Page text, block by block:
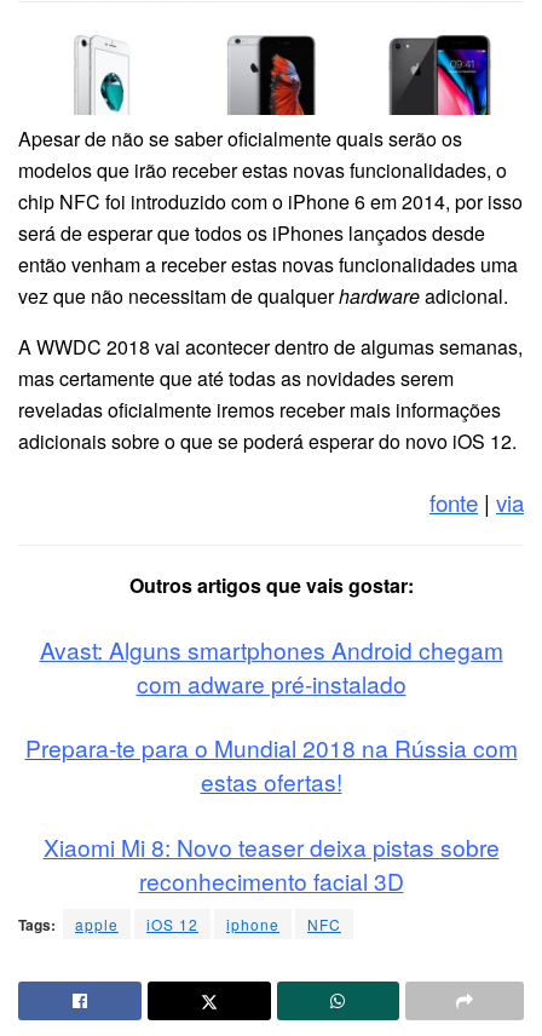
Apesar de não se saber oficialmente quais serão os
modelos que irão receber estas novas funcionalidades, o
chip NFC foi introduzido com o iPhone 6 em 2014, por isso
será de esperar que todos os iPhones lançados desde
então venham a receber estas novas funcionalidades uma
vez que não necessitam de qualquerhardwareadicional.
A WWDC 2018 vai acontecer dentro de algumas semanas,
mas certamente que até todas as novidades serem
reveladas oficialmente iremos receber mais informações
adicionais sobre o que se poderá esperar do novo iOS 12.
fonte | via
Outros artigos que vais gostar:
Avast: Alguns smartphones Android chegam
com adware pré-instalado
Prepara-te para o Mundial 2018 na Rússia com
estas ofertas!
Xiaomi Mi 8: Novo teaser deixa pistas sobre
reconhecimento facial 3D
Tags: apple iOS 12 iphone NFC